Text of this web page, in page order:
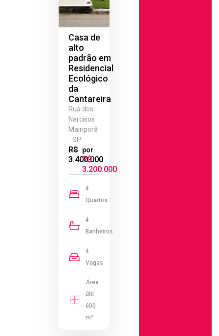
Casa de
alto
padrão em
Residencial
Ecológico
da
Cantareira
Rua dos
Narcisos
Mairiporã
- SP
R$
3.400.000
por
R$
3.200.000
4
Quartos
4
Banheiros
4
Vagas
Área
útil
600
m²